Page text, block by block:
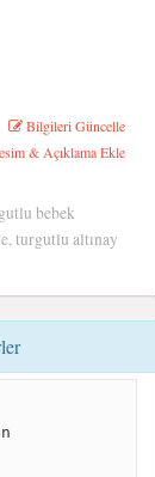
Bilgileri Güncelle
& Açıklama Ekle
bebek
turgutlu altınay